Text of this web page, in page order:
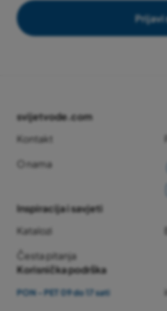
Prijavi
svijetvode.com
Kontakt
O nama
Inspiracija i savjeti
Katalozi
Česta pitanja
Korisnička podrška
PON - PET 09 do 17 sati